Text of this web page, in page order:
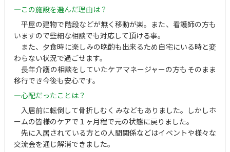
—この施設を選んだ理由は？
平屋の建物で階段などが無く移動が楽。また、看護師の方も
いますので些細な相談でも対応して頂ける事。
また、夕食時に楽しみの晩酌も出来るため自宅にいる時と変
わらない状況で過ごせます。
長年介護の相談をしていたケアマネージャーの方もそのまま
移行でき今後も安心です。
—心配だったことは？
入居前に転倒して骨折しむくみなどもありました。しかしホ
ームの皆様のケアで１ヶ月程で元の状態に戻りました。
先に入居されている方との人間関係などはイベントや様々な
交流会を通じ解消できました。